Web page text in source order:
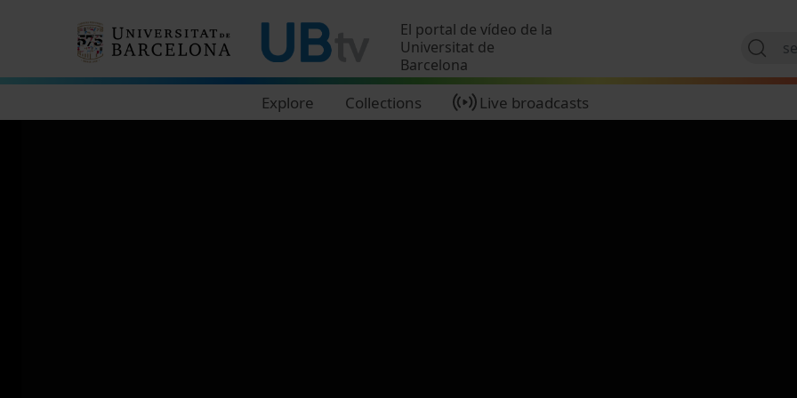
El portal de vídeo de la
Universitat de
Barcelona
Explore Collections Live broadcasts